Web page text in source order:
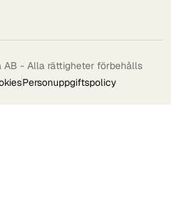
- Alla rättigheter förbehålls
Personuppgiftspolicy